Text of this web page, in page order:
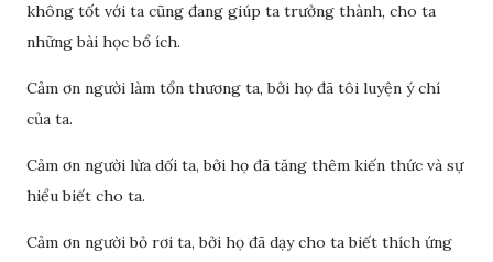
không tốt với ta cũng đang giúp ta trưởng thành, cho ta
những bài học bổ ích.
Cảm ơn người làm tổn thương ta, bởi họ đã tôi luyện ý chí
của ta.
Cảm ơn người lừa dối ta, bởi họ đã tăng thêm kiến thức và sự
hiểu biết cho ta.
Cảm ơn người bỏ rơi ta, bởi họ đã dạy cho ta biết thích ứng